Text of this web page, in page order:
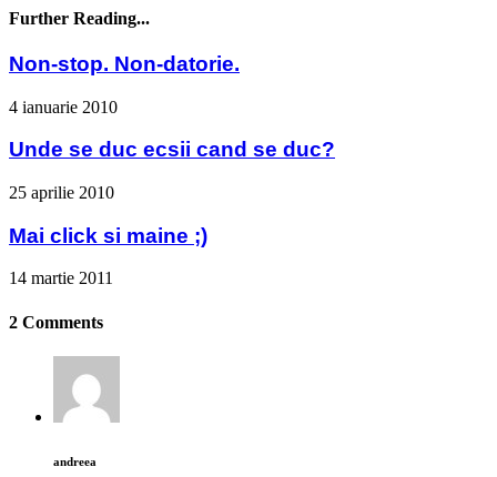
Further Reading...
Non-stop. Non-datorie.
4 ianuarie 2010
Unde se duc ecsii cand se duc?
25 aprilie 2010
Mai click si maine ;)
14 martie 2011
2 Comments
andreea